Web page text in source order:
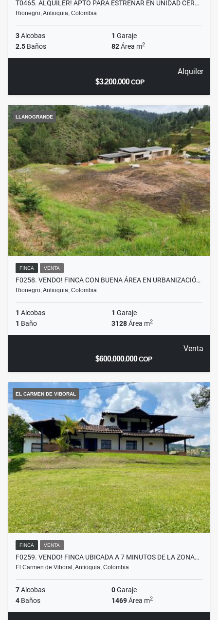
T0465. ALQUILER! APTO PARA ESTRENAR EN UNIDAD CER…
Rionegro, Antioquia, Colombia
3Alcobas 1 Garaje
2.5 Baños 82Área m2
Alquiler
$3.200.000COP
LLANOGRANDE
FINCA VENTA
F0258. VENDO! FINCA CON BUENA ÁREA EN URBANIZACIÓ…
Rionegro, Antioquia, Colombia
1 Alcobas 1 Garaje
1 Baño 3128Área m2
Venta
$600.000.000COP
EL CARMEN DE VIBORAL
FINCA VENTA
F0259. VENDO! FINCA UBICADA A 7 MINUTOS DE LA ZONA…
El Carmen de Viboral, Antioquia, Colombia
7Alcobas 0Garaje
4 Baños 1469Área m2